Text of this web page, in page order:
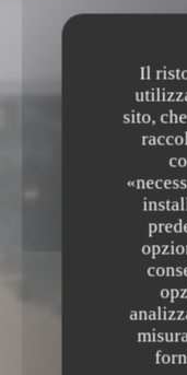
Il
sito,